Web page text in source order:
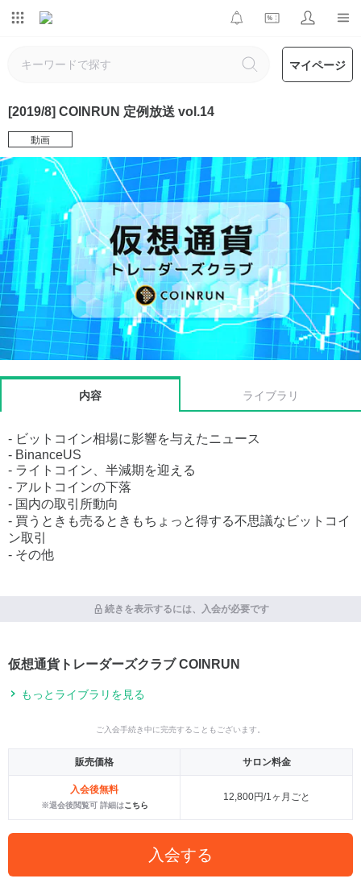
マイページ
[2019/8] COINRUN 定例放送 vol.14
動画
内容 ライブラリ
- ビットコイン相場に影響を与えたニュース
- BinanceUS
- ライトコイン、半減期を迎える
- アルトコインの下落
- 国内の取引所動向
- 買うときも売るときもちょっと得する不思議なビットコイ
ン取引
- その他
続きを表示するには、入会が必要です
仮想通貨トレーダーズクラブ COINRUN
もっとライブラリを見る
ご入会手続き中に完売することもございます。
販売価格 サロン料金
入会後無料
※退会後閲覧可 詳細はこちら
12,800円/1ヶ月ごと
入会する